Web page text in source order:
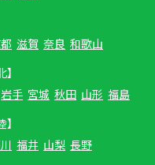
滋賀 奈良 和歌山
岩手 宮城 秋田 山形 福島
福井 山梨 長野